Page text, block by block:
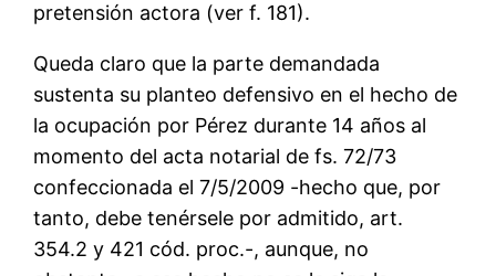
pretensión actora (ver f. 181).
Queda claro que la parte demandada
sustenta su planteo defensivo en el hecho de
la ocupación por Pérez durante 14 años al
momento del acta notarial de fs. 72/73
confeccionada el 7/5/2009 -hecho que, por
tanto, debe tenérsele por admitido, art.
354.2 y 421 cód. proc.-, aunque, no